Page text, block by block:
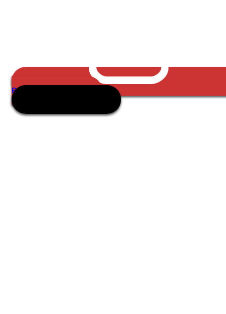
Productos Ganadería